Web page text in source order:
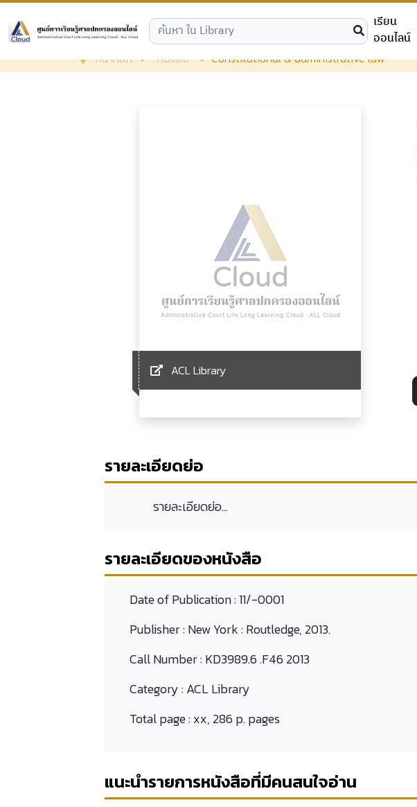
เรียน
ออนไลน์
หน้าหลัก
หนังสือ Constitutional & administrative law
ACL Library
รายละเอียดย่อ
รายละเอียดย่อ...
รายละเอียดของหนังสือ
Date of Publication :11/-0001
Publisher :New York : Routledge, 2013.
Call Number :KD3989.6 .F46 2013
Category :ACL Library
Total page :xx, 286 p. pages
แนะนำรายการหนังสือที่มีคนสนใจอ่าน